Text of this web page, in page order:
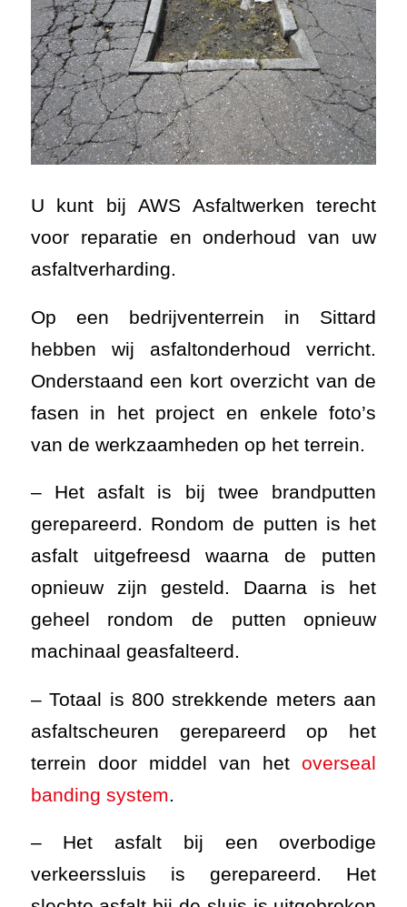
voor reparatie en onderhoud van uw
asfaltverharding.
Op een bedrijventerrein in Sittard
hebben wij asfaltonderhoud verricht.
Onderstaand een kort overzicht van de
fasen in het project en enkele foto’s
van de werkzaamheden op het terrein.
– Het asfalt is bij twee brandputten
gerepareerd. Rondom de putten is het
asfalt uitgefreesd waarna de putten
opnieuw zijn gesteld. Daarna is het
geheel rondom de putten opnieuw
machinaal geasfalteerd.
– Totaal is 800 strekkende meters aan
asfaltscheuren gerepareerd op het
terrein door middel van het
banding system
– Het asfalt bij een overbodige
verkeerssluis is gerepareerd. Het
slechte asfalt bij de sluis is uitgebroken
en gefreesd. Daarna is er een
asfaltonderlaag aangebracht en
machinaal een nieuwe deklaag
– Op een aantal locaties is oude
markering verwijderd en daarna diverse